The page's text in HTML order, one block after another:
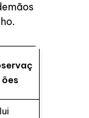
ões